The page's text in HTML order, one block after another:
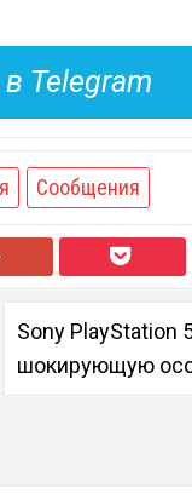
в Telegram
Сообщения
Sony PlayStation
шокирующую